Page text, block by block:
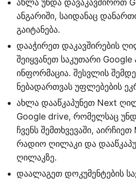
ანგარიში, საიდანაც
გაიტანება.
დააჭირეთ დაკავშირების
შეიყვანეთ საკუთარი Google
ინფორმაცია. შესვლის
ნებადართვას უფლებების
ახლა დააწკაპუნეთ Next
Google drive, რომელსაც
ჩვენს შემთხვევაში,
რადიო ღილაკი და
ღილაკზე.
დაალაგეთ დოკუმენტების